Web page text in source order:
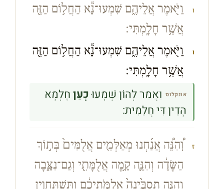
ו
וַיֹּ֖אמֶר אֲלֵיהֶ֑ם שִׁמְעוּ־נָ֕א הַחֲל֥וֹם הַזֶּ֖ה
אֲשֶׁ֥ר חָלָֽמְתִּי׃
ו
וַיֹּ֖אמֶר אֲלֵיהֶ֑ם שִׁמְעוּ־נָ֕א הַחֲל֥וֹם הַזֶּ֖ה
אֲשֶׁ֥ר חָלָֽמְתִּי׃
אונקלוס וַאֲמַר לְהוֹן שְׁמָעוּכְעַןחֶלְמָא
הָדֵין דִּי חֲלֵמִית:
ז
וְ֠הִנֵּ֠ה אֲנַ֜חְנוּ מְאַלְּמִ֤ים אֲלֻמִּים֙ בְּת֣וֹךְ
הַשָּׂדֶ֔ה וְהִנֵּ֛ה קָ֥מָה אֲלֻמָּתִ֖י וְגַם־נִצָּ֑בָה
וְהִנֵּ֤ה תְסֻבֶּ֙ינָה֙ אֲלֻמֹּ֣תֵיכֶ֔ם וַתִּֽשְׁתַּחֲוֶ֖יןָ